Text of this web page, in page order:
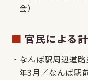
会）
官民による
なんば駅周辺道
年3月／なんば駅